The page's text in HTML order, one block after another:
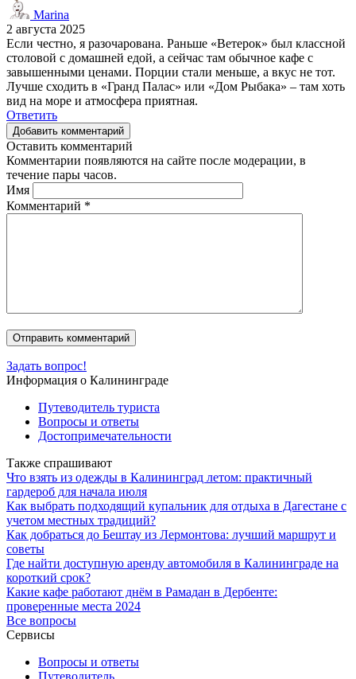
Marina
2 августа 2025
Если честно, я разочарована. Раньше «Ветерок» был классной
столовой с домашней едой, а сейчас там обычное кафе с
завышенными ценами. Порции стали меньше, а вкус не тот.
Лучше сходить в «Гранд Палас» или «Дом Рыбака» – там хоть
вид на море и атмосфера приятная.
Ответить
Добавить комментарий
Оставить комментарий
Комментарии появляются на сайте после модерации, в
течение пары часов.
Имя
Комментарий *
Задать вопрос!
Информация о Калининграде
Путеводитель туриста
Вопросы и ответы
Достопримечательности
Также спрашивают
Что взять из одежды в Калининград летом: практичный
гардероб для начала июля
Как выбрать подходящий купальник для отдыха в Дагестане с
учетом местных традиций?
Как добраться до Бештау из Лермонтова: лучший маршрут и
советы
Где найти доступную аренду автомобиля в Калининграде на
короткий срок?
Какие кафе работают днём в Рамадан в Дербенте:
проверенные места 2024
Все вопросы
Сервисы
Вопросы и ответы
Путеводитель